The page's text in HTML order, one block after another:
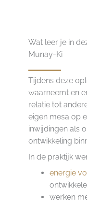
Wat leer je in
Munay-Ki
Tijdens deze
waarneemt en
relatie tot
eigen mesa op
inwijdingen als
ontwikkeling
In de praktijk
energie
werken